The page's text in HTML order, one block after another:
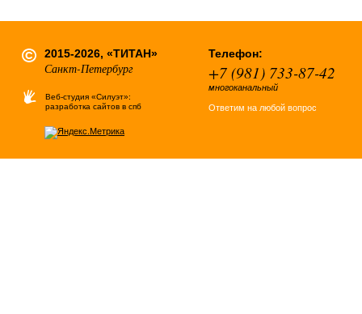
2015-2026, «ТИТАН»
Санкт-Петербург
Веб-студия «Силуэт»:
разработка сайтов в спб
Телефон:
+7 (981) 733-87-42
многоканальный
Ответим на любой вопрос